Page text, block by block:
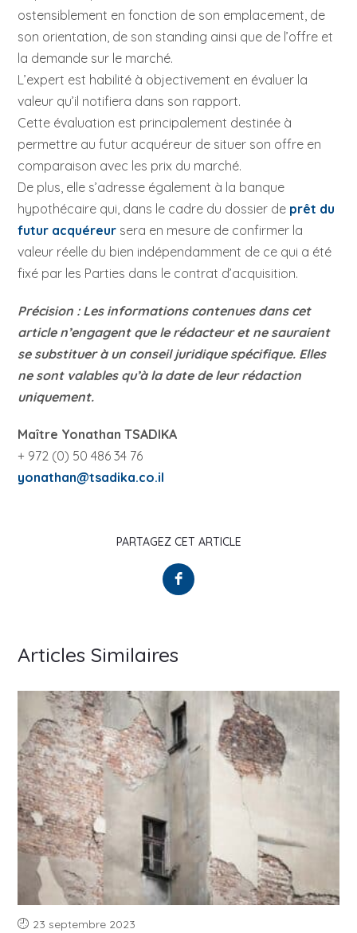
ostensiblement en fonction de son emplacement, de
son orientation, de son standing ainsi que de l’offre et
la demande sur le marché.
L’expert est habilité à objectivement en évaluer la
valeur qu’il notifiera dans son rapport.
Cette évaluation est principalement destinée à
permettre au futur acquéreur de situer son offre en
comparaison avec les prix du marché.
De plus, elle s’adresse également à la banque
hypothécaire qui, dans le cadre du dossier de prêt du
futur acquéreur sera en mesure de confirmer la
valeur réelle du bien indépendamment de ce qui a été
fixé par les Parties dans le contrat d’acquisition.
Précision : Les informations contenues dans cet
article n’engagent que le rédacteur et ne sauraient
se substituer à un conseil juridique spécifique. Elles
ne sont valables qu’à la date de leur rédaction
uniquement.
Maître Yonathan TSADIKA
+ 972 (0) 50 486 34 76
yonathan@tsadika.co.il
PARTAGEZ CET ARTICLE
Articles Similaires
23 septembre 2023